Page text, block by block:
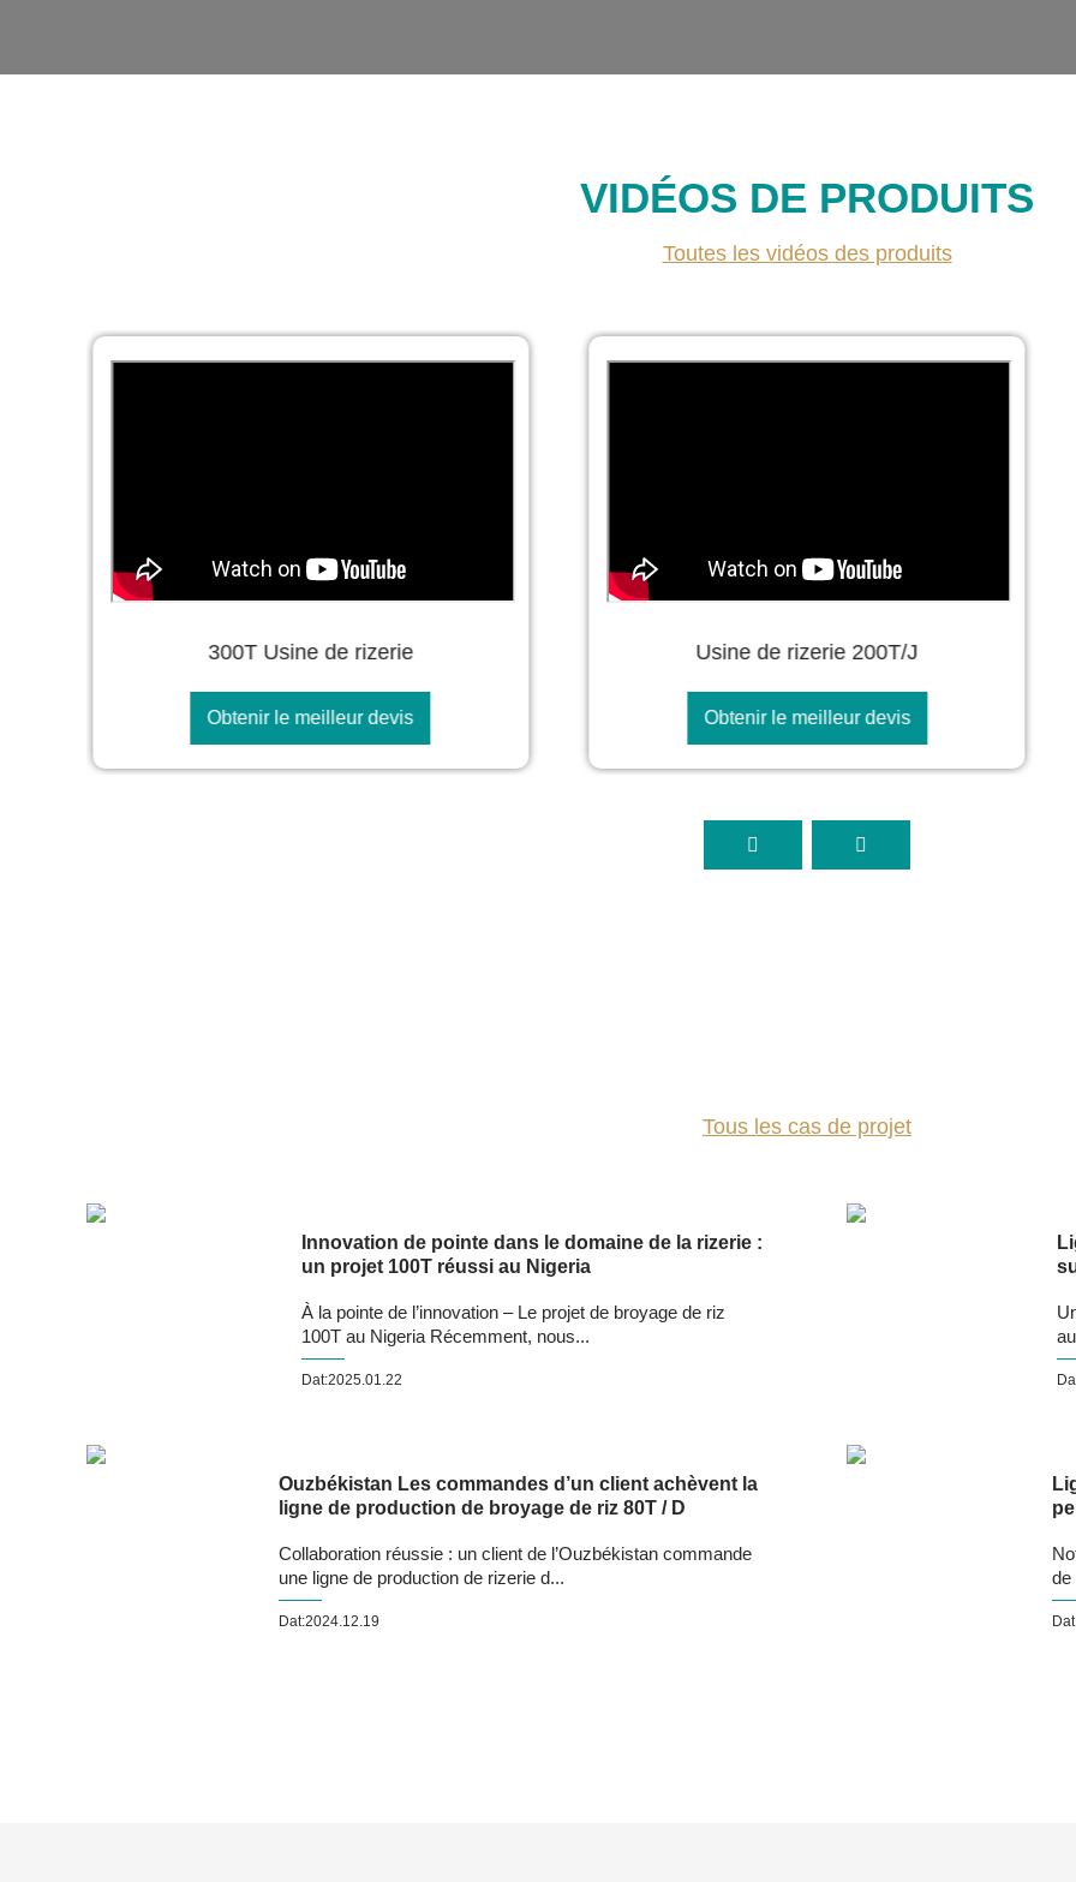
VIDÉOS DE PRODUITS
Toutes les vidéos des produits
300T Usine de rizerie
Obtenir le meilleur devis
Usine de rizerie 200T/J
Obtenir le meilleur devis
Tous les cas de projet
Innovation de pointe dans le domaine de la rizerie :
un projet 100T réussi au Nigeria
À la pointe de l’innovation – Le projet de broyage de riz
100T au Nigeria Récemment, nous...
Dat:2025.01.22
Ouzbékistan Les commandes d’un client achèvent la
ligne de production de broyage de riz 80T / D
Collaboration réussie : un client de l’Ouzbékistan commande
une ligne de production de rizerie d...
Dat:2024.12.19
de